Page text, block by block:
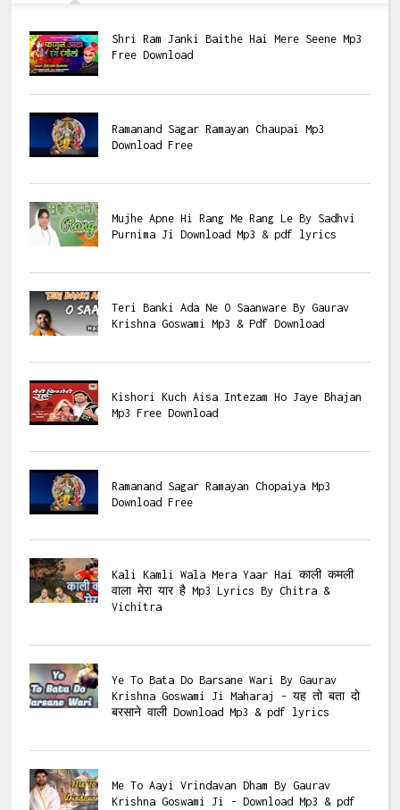
Shri Ram Janki Baithe Hai Mere Seene Mp3
Free Download
Ramanand Sagar Ramayan Chaupai Mp3
Download Free
Mujhe Apne Hi Rang Me Rang Le By Sadhvi
Purnima Ji Download Mp3 & pdf lyrics
Teri Banki Ada Ne O Saanware By Gaurav
Krishna Goswami Mp3 & Pdf Download
Kishori Kuch Aisa Intezam Ho Jaye Bhajan
Mp3 Free Download
Ramanand Sagar Ramayan Chopaiya Mp3
Download Free
Kali Kamli Wala Mera Yaar Hai काली कमली
वाला मेरा यार है Mp3 Lyrics By Chitra &
Vichitra
Ye To Bata Do Barsane Wari By Gaurav
Krishna Goswami Ji Maharaj - यह तो बता दो
बरसाने वाली Download Mp3 & pdf lyrics
Me To Aayi Vrindavan Dham By Gaurav
Krishna Goswami Ji - Download Mp3 & pdf